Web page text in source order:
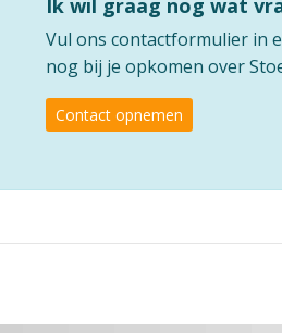
Ik wil graag nog wat
Vul ons contactformulier in
nog bij je opkomen over
Contact opnemen